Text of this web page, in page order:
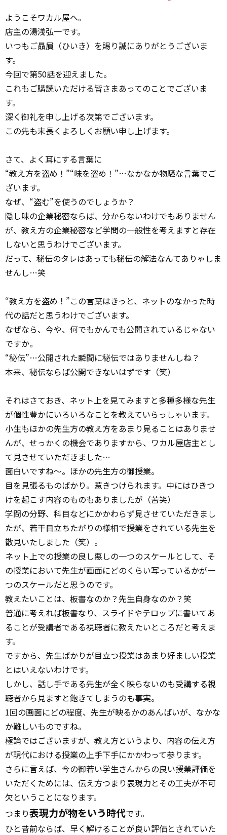
ようこそワカル屋へ。
店主の湯浅弘一です。
いつもご贔屓（ひいき）を賜り誠にありがとうございま
す。
今回で第50話を迎えました。
これもご購読いただける皆さまあってのことでございま
す。
深く御礼を申し上げる次第でございます。
この先も末長くよろしくお願い申し上げます。
さて、よく耳にする言葉に
“教え方を盗め！”“味を盗め！”…なかなか物騒な言葉でご
ざいます。
なぜ、“盗む”を使うのでしょうか？
隠し味の企業秘密ならば、分からないわけでもありません
が、教え方の企業秘密など学問の一般性を考えますと存在
しないと思うわけでございます。
だって、秘伝のタレはあっても秘伝の解法なんてありゃしま
せんし…笑
“教え方を盗め！”この言葉はきっと、ネットのなかった時
代の話だと思うわけでございます。
なぜなら、今や、何でもかんでも公開されているじゃない
ですか。
“秘伝”…公開された瞬間に秘伝ではありませんしね？
本来、秘伝ならば公開できないはずです（笑）
それはさておき、ネット上を見てみますと多種多様な先生
が個性豊かにいろいろなことを教えていらっしゃいます。
小生もほかの先生方の教え方をあまり見ることはありませ
んが、せっかくの機会でありますから、ワカル屋店主とし
て見させていただきました…
面白いですね〜。ほかの先生方の御授業。
目を見張るものばかり。惹きつけられます。中にはひきつ
けを起こす内容のものもありましたが（苦笑）
学問の分野、科目などにかかわらず見させていただきまし
たが、若干目立ちたがりの様相で授業をされている先生を
散見いたしました（笑）。
ネット上での授業の良し悪しの一つのスケールとして、そ
の授業において先生が画面にどのくらい写っているかが一
つのスケールだと思うのです。
教えたいことは、板書なのか？先生自身なのか？笑
普通に考えれば板書なり、スライドやテロップに書いてあ
ることが受講者である視聴者に教えたいところだと考えま
す。
ですから、先生ばかりが目立つ授業はあまり好ましい授業
とはいえないわけです。
しかし、話し手である先生が全く映らないのも受講する視
聴者から見ますと飽きてしまうのも事実。
1回の画面にどの程度、先生が映るかのあんばいが、なかな
か難しいものですね。
極論ではございますが、教え方というより、内容の伝え方
が現代における授業の上手下手にかかわって参ります。
さらに言えば、今の御若い学生さんからの良い授業評価を
いただくためには、伝え方つまり表現力とその工夫が不可
欠ということになります。
つまり表現力が物をいう時代です。
ひと昔前ならば、早く解けることが良い評価とされていた